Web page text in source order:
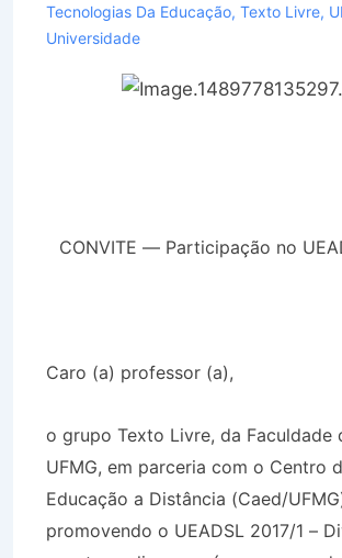
Tecnologias Da Educação, Texto Livre,
Universidade
CONVITE — Participação no
Caro (a) professor (a),
o grupo Texto Livre, da Faculdade
UFMG, em parceria com o Centro
Educação a Distância (Caed/
promovendo o UEADSL 2017/1 –